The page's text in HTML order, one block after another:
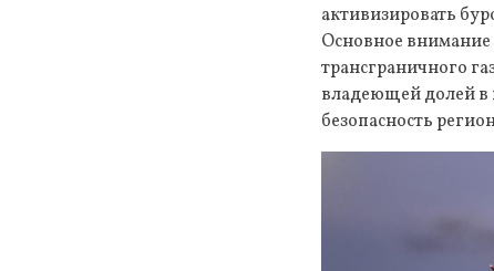
активизировать
Основное внимание
трансграничного
владеющей долей в
безопасность